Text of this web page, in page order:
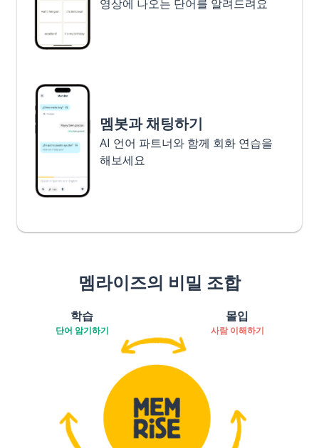
영상에 나오는 단어를 알려드려요
멤봇과 채팅하기
AI 언어 파트너와 함께 회화 연습을
해보세요
멤라이즈의 비밀 조합
학습
단어 암기하기
몰입
사람 이해하기